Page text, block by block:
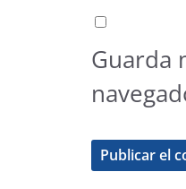
Guarda